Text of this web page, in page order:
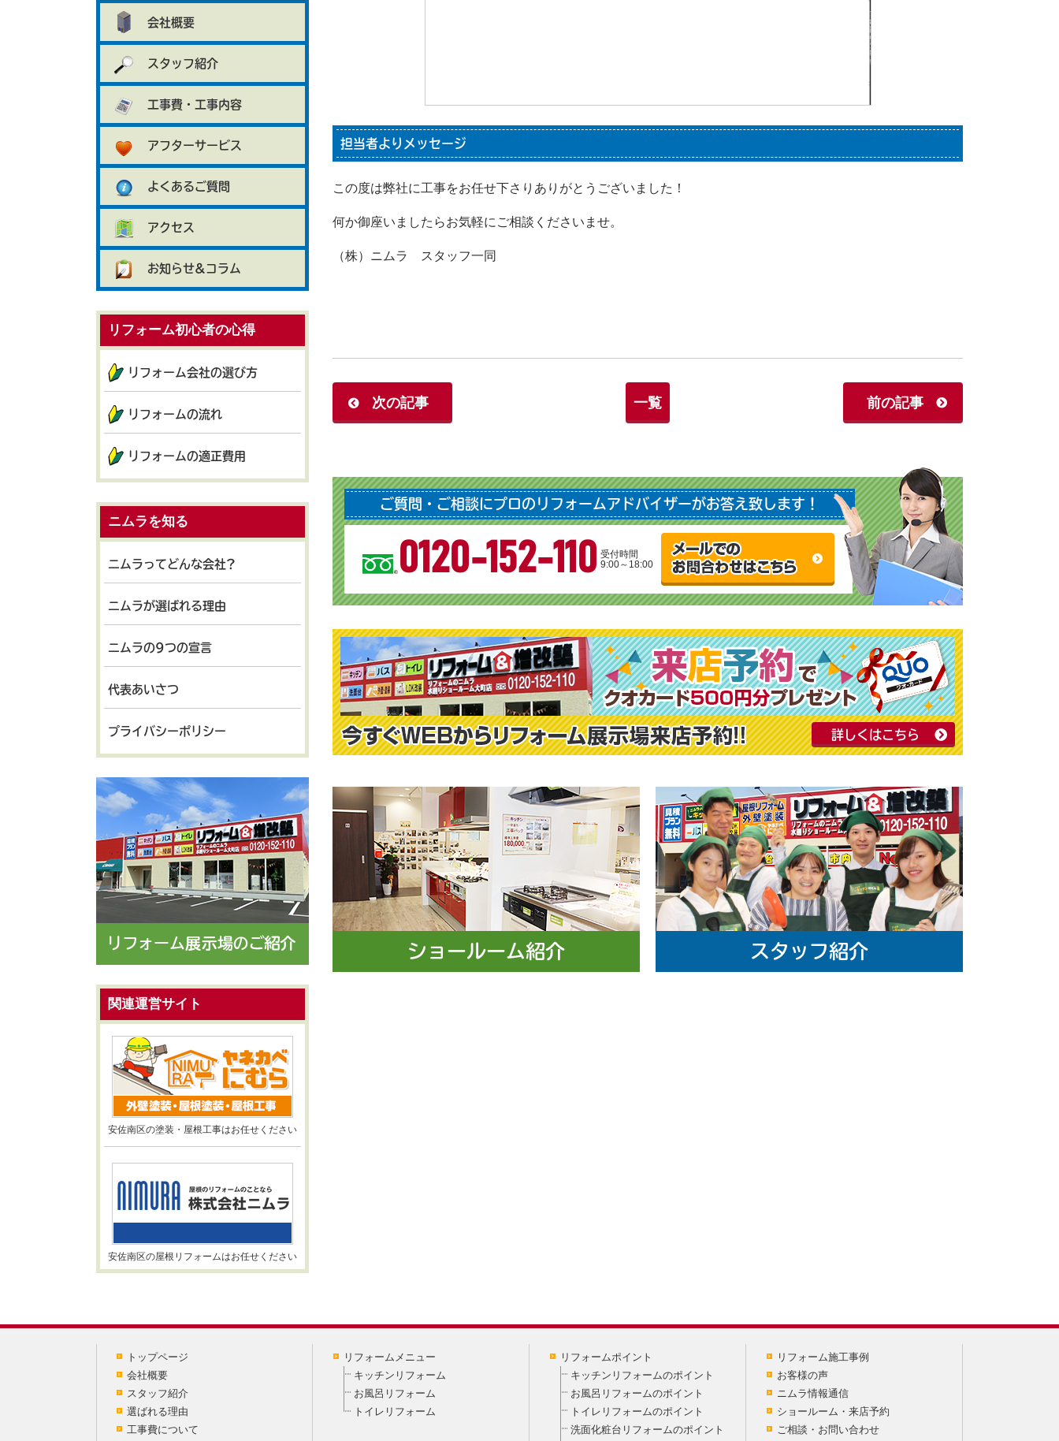
担当者よりメッセージ
この度は弊社に工事をお任せ下さりありがとうございました！
何か御座いましたらお気軽にご相談くださいませ。
（株）ニムラ スタッフ一同
次の記事 一覧 前の記事
ご質問・ご相談にプロのリフォームアドバイザーがお答え致します！
0120-152-110 受付時間
9:00～18:00
詳しくはこちら
会社概要
スタッフ紹介
工事費・工事内容
アフターサービス
よくあるご質問
アクセス
お知らせ&コラム
リフォーム初心者の心得
リフォーム会社の選び方
リフォームの流れ
リフォームの適正費用
ニムラを知る
ニムラってどんな会社?
ニムラが選ばれる理由
ニムラの9つの宣言
代表あいさつ
プライバシーポリシー
関連運営サイト
安佐南区の塗装・屋根工事はお任せください
安佐南区の屋根リフォームはお任せください
トップページ
会社概要
スタッフ紹介
選ばれる理由
工事費について
リフォームメニュー
キッチンリフォーム
お風呂リフォーム
トイレリフォーム
リフォームポイント
キッチンリフォームのポイント
お風呂リフォームのポイント
トイレリフォームのポイント
洗面化粧台リフォームのポイント
リフォーム施工事例
お客様の声
ニムラ情報通信
ショールーム・来店予約
ご相談・お問い合わせ